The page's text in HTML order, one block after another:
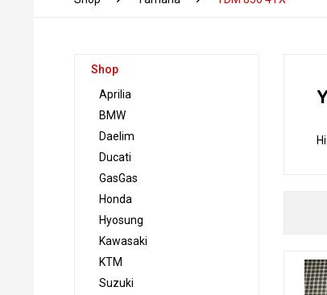
Shop
Aprilia
BMW
Daelim
Ducati
GasGas
Honda
Hyosung
Kawasaki
KTM
Suzuki